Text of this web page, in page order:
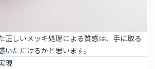
しいメッキ処理による質感は、手に取る
いただけるかと思います。
現